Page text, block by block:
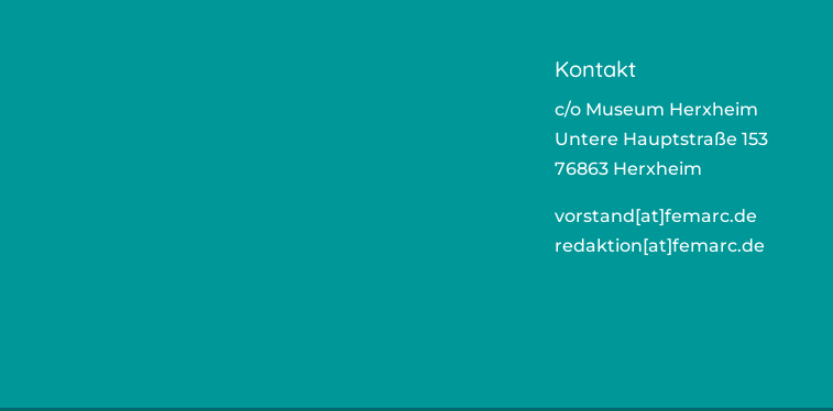
Kontakt
c/o Museum Herxheim
Untere Hauptstraße 153
76863 Herxheim
vorstand[at]femarc.de
redaktion[at]femarc.de